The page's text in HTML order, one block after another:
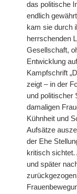
das politische
endlich
kam sie durch
herrschenden
Gesellschaft,
Entwicklung
Kampfschrift
zeigt – in der
und politischer
damaligen
Kühnheit und
Aufsätze
der Ehe
kritisch sichtet.
und später